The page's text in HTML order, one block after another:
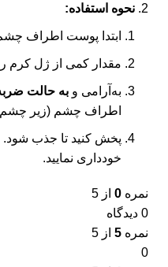
نحوه استفاده:
ابتدا پوست اطراف چشم
مقدار کمی از ژل کرم
به‌آرامی و به حالت
اطراف چشم (زیر چشم و
پخش کنید تا جذب شود.
خودداری نمایید.
نمره 0 از 5
0 دیدگاه
نمره 5 از 5
0